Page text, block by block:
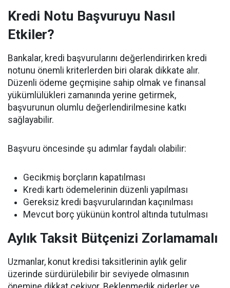
Kredi Notu Başvuruyu Nasıl
Etkiler?
Bankalar, kredi başvurularını değerlendirirken kredi
notunu önemli kriterlerden biri olarak dikkate alır.
Düzenli ödeme geçmişine sahip olmak ve finansal
yükümlülükleri zamanında yerine getirmek,
başvurunun olumlu değerlendirilmesine katkı
sağlayabilir.
Başvuru öncesinde şu adımlar faydalı olabilir:
Gecikmiş borçların kapatılması
Kredi kartı ödemelerinin düzenli yapılması
Gereksiz kredi başvurularından kaçınılması
Mevcut borç yükünün kontrol altında tutulması
Aylık Taksit Bütçenizi Zorlamamalı
Uzmanlar, konut kredisi taksitlerinin aylık gelir
üzerinde sürdürülebilir bir seviyede olmasının